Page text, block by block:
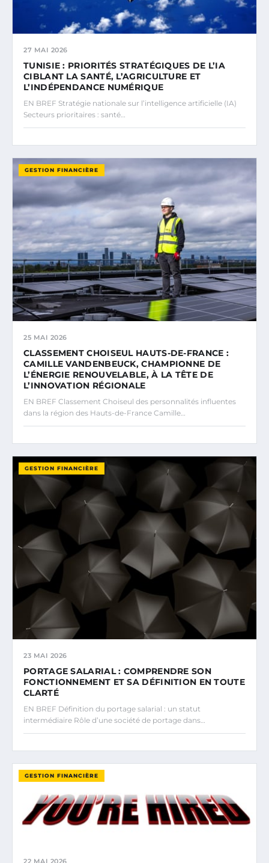
27 MAI 2026
TUNISIE : PRIORITÉS STRATÉGIQUES DE L’IA
CIBLANT LA SANTÉ, L’AGRICULTURE ET
L’INDÉPENDANCE NUMÉRIQUE
EN BREF Stratégie nationale sur l’intelligence artificielle (IA)
Secteurs prioritaires : santé…
GESTION FINANCIÈRE
25 MAI 2026
CLASSEMENT CHOISEUL HAUTS-DE-FRANCE :
CAMILLE VANDENBEUCK, CHAMPIONNE DE
L’ÉNERGIE RENOUVELABLE, À LA TÊTE DE
L’INNOVATION RÉGIONALE
EN BREF Classement Choiseul des personnalités influentes
dans la région des Hauts-de-France Camille…
GESTION FINANCIÈRE
23 MAI 2026
PORTAGE SALARIAL : COMPRENDRE SON
FONCTIONNEMENT ET SA DÉFINITION EN TOUTE
CLARTÉ
EN BREF Définition du portage salarial : un statut
intermédiaire Rôle d’une société de portage dans…
GESTION FINANCIÈRE
22 MAI 2026